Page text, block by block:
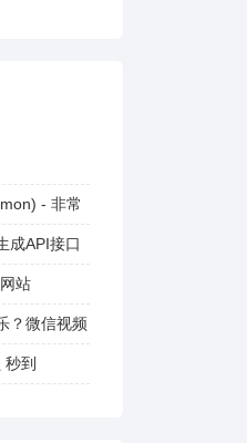
- 非常
成API接口
站
？微信视频
到